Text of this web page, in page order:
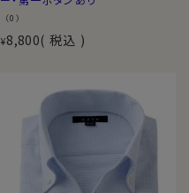
（0）
¥8,800 税込